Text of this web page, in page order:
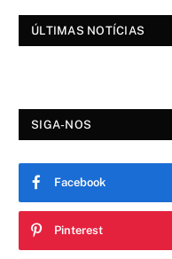
ÚLTIMAS NOTÍCIAS
SIGA-NOS
Facebook
Pinterest